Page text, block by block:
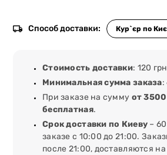
Способ доставки:
Стоимость доставки: 120
Минимальная сумма заказа:
При заказе на сумму от 3500
бесплатная.
Срок доставки по Киеву –
заказе с 10:00 до 21:00.
после 21:00, доставляются